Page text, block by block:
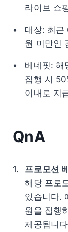
라이브 쇼
대상: 최근
원 미만인
베네핏: 해
집행 시
이내로 지
QnA
프로모션
해당 프로
있습니다.
원을 집행
제공됩니